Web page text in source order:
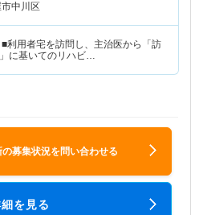
中川区
■利用者宅を訪問し、主治医から「訪
に基いてのリハビ…
の募集状況を問い合わせる
を見る